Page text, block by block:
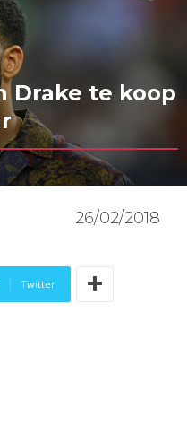
Drake te koop
26/02/2018
Twitter